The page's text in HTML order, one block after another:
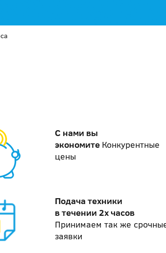
С нами вы
экономите Конкурентные
цены
Подача техники
в течении 2х часов
Принимаем так же
заявки